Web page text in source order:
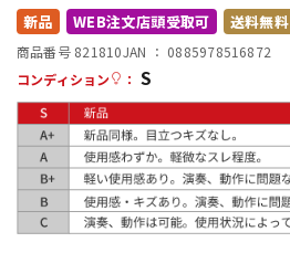
配信/ライブ機器
新品 WEB注文店頭受取可 送料無料
商品番号 821810JAN ： 0885978516872
コンディション
： S